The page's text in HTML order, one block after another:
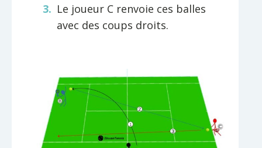
Le joueur C renvoie ces balles
avec des coups droits.